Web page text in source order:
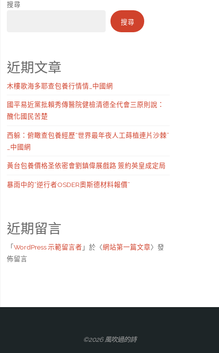
搜尋
搜尋
近期文章
木樓歌海多耶查包養行情情_中國網
國平易近黨批賴秀傳醫院健檢清德全代會三原則說：
醜化國民苦楚
西躲：俯瞰查包養經歷“世界最年夜人工蒔植連片沙棘”
_中國網
黃台包養價格圣依密會劉鎮偉展戲路 簽約英皇成定局
暴雨中的“逆行者OSDER奧斯德材料報價”
近期留言
「WordPress 示範留言者 」於〈網站第一篇文章〉發
佈留言
©2026 風吹過的詩